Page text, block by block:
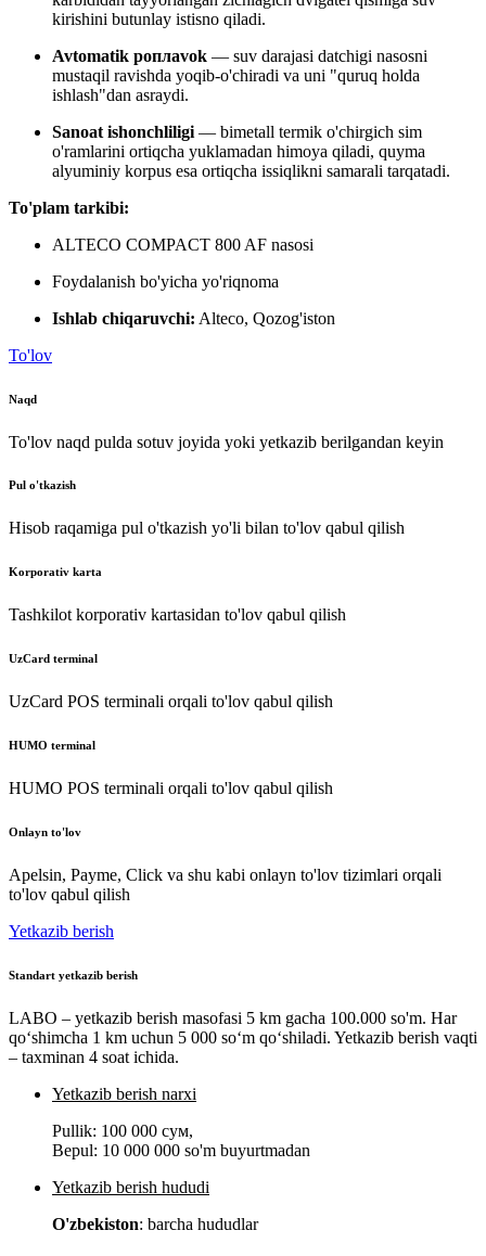
kirishini butunlay istisno qiladi.
Avtomatik poплаvok — suv darajasi datchigi nasosni
mustaqil ravishda yoqib-o'chiradi va uni "quruq holda
ishlash"dan asraydi.
Sanoat ishonchliligi — bimetall termik o'chirgich sim
o'ramlarini ortiqcha yuklamadan himoya qiladi, quyma
alyuminiy korpus esa ortiqcha issiqlikni samarali tarqatadi.
To'plam tarkibi:
ALTECO COMPACT 800 AF nasosi
Foydalanish bo'yicha yo'riqnoma
Ishlab chiqaruvchi: Alteco, Qozog'iston
To'lov
Naqd
To'lov naqd pulda sotuv joyida yoki yetkazib berilgandan keyin
Pul o'tkazish
Hisob raqamiga pul o'tkazish yo'li bilan to'lov qabul qilish
Korporativ karta
Tashkilot korporativ kartasidan to'lov qabul qilish
UzCard terminal
UzCard POS terminali orqali to'lov qabul qilish
HUMO terminal
HUMO POS terminali orqali to'lov qabul qilish
Onlayn to'lov
Apelsin, Payme, Click va shu kabi onlayn to'lov tizimlari orqali
to'lov qabul qilish
Yetkazib berish
Standart yetkazib berish
LABO – yetkazib berish masofasi 5 km gacha 100.000 so'm. Har
qo‘shimcha 1 km uchun 5 000 so‘m qo‘shiladi. Yetkazib berish vaqti
– taxminan 4 soat ichida.
Yetkazib berish narxi
Pullik: 100 000 сум,
Bepul: 10 000 000 so'm buyurtmadan
Yetkazib berish hududi
O'zbekiston: barcha hududlar